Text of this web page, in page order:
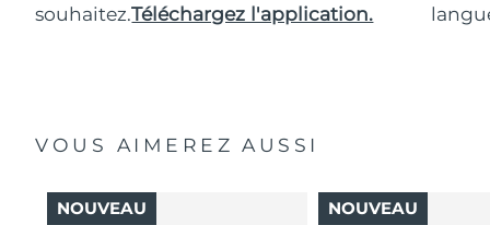
souhaitez.Téléchargez l'application.
VOUS AIMEREZ AUSSI
NOUVEAU NOUVEAU